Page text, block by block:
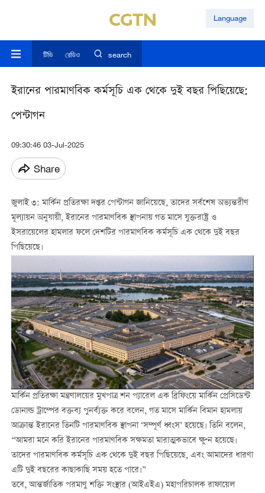
Language
টিভি রেডিও search
ইরানের পারমাণবিক কর্মসূচি এক থেকে দুই বছর পিছিয়েছে:
পেন্টাগন
09:30:46 03-Jul-2025
Share
জুলাই ৩: মার্কিন প্রতিরক্ষা দপ্তর পেন্টাগন জানিয়েছে, তাদের সর্বশেষ অভ্যন্তরীণ
মূল্যায়ন অনুযায়ী, ইরানের পারমাণবিক স্থাপনায় গত মাসে যুক্তরাষ্ট্র ও
ইসরায়েলের হামলার ফলে দেশটির পারমাণবিক কর্মসূচি এক থেকে দুই বছর
পিছিয়েছে।
মার্কিন প্রতিরক্ষা মন্ত্রণালয়ের মুখপাত্র শন প্যারেল এক ব্রিফিংয়ে মার্কিন প্রেসিডেন্ট
ডোনাল্ড ট্রাম্পের বক্তব্য পুনর্ব্যক্ত করে বলেন, গত মাসে মার্কিন বিমান হামলায়
আক্রান্ত ইরানের তিনটি পারমাণবিক স্থাপনা ‘সম্পূর্ণ ধ্বংস’ হয়েছে। তিনি বলেন,
“আমরা মনে করি ইরানের পারমাণবিক সক্ষমতা মারাত্মকভাবে ক্ষুণ্ন হয়েছে।
তাদের পারমাণবিক কর্মসূচি এক থেকে দুই বছর পিছিয়েছে, এবং আমাদের ধারণা
এটি দুই বছরের কাছাকাছি সময় হতে পারে।”
তবে, আন্তর্জাতিক পরমাণু শক্তি সংস্থার (আইএইএ) মহাপরিচালক রাফায়েল